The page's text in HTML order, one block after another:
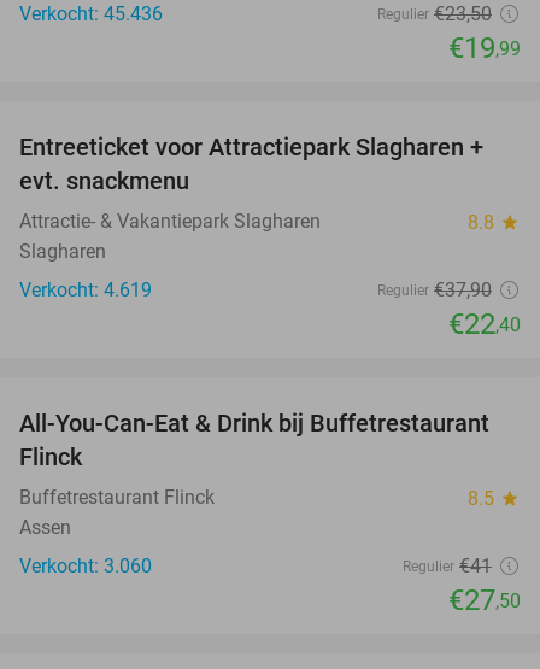
Verkocht: 45.436
Regulier €23,50
€19,99
41%
Entreeticket voor Attractiepark Slagharen +
evt. snackmenu
Attractie- & Vakantiepark Slagharen 8.8 star
Slagharen
Verkocht: 4.619
Regulier €37,90
€22,40
33%
All-You-Can-Eat & Drink bij Buffetrestaurant
Flinck
Buffetrestaurant Flinck 8.5 star
Assen
Verkocht: 3.060
Regulier €41
€27,50